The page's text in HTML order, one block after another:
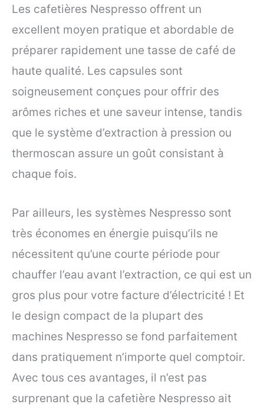
Les cafetières Nespresso offrent un
excellent moyen pratique et abordable de
préparer rapidement une tasse de café de
haute qualité. Les capsules sont
soigneusement conçues pour offrir des
arômes riches et une saveur intense, tandis
que le système d’extraction à pression ou
thermoscan assure un goût consistant à
chaque fois.
Par ailleurs, les systèmes Nespresso sont
très économes en énergie puisqu’ils ne
nécessitent qu’une courte période pour
chauffer l’eau avant l’extraction, ce qui est un
gros plus pour votre facture d’électricité ! Et
le design compact de la plupart des
machines Nespresso se fond parfaitement
dans pratiquement n’importe quel comptoir.
Avec tous ces avantages, il n’est pas
surprenant que la cafetière Nespresso ait